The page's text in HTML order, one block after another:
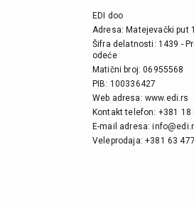
EDI doo
Adresa: Matejevački put
Šifra delatnosti: 1439 -
odeće
Matični broj: 06955568
PIB: 100336427
Web adresa: www.edi.rs
Kontakt telefon: +381 18
E-mail adresa:
Veleprodaja: +381 63